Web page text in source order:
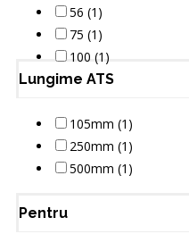
56 (1)
75 (1)
100 (1)
Lungime ATS
105mm (1)
250mm (1)
500mm (1)
Pentru